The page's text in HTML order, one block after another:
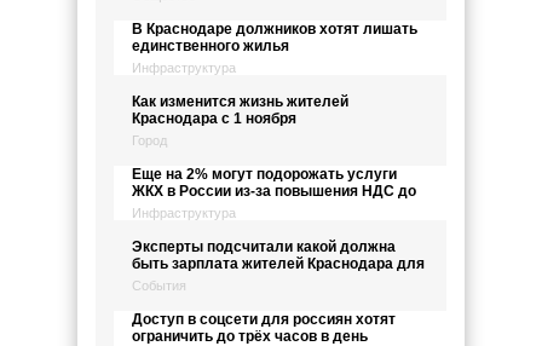
В Краснодаре должников хотят лишать
единственного жилья
Инфраструктура
Как изменится жизнь жителей
Краснодара с 1 ноября
Город
Еще на 2% могут подорожать услуги
ЖКХ в России из-за повышения НДС до
Инфраструктура
Эксперты подсчитали какой должна
быть зарплата жителей Краснодара для
События
Доступ в соцсети для россиян хотят
ограничить до трёх часов в день